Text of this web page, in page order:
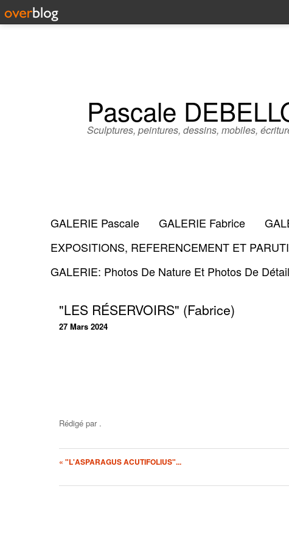
Pascale
Sculptures, peintures, dessins, mobiles,
GALERIE Pascale GALERIE Fabrice
EXPOSITIONS, REFERENCEMENT ET
GALERIE: Photos De Nature Et Photos De
"LES RÉSERVOIRS" (Fabrice)
27 Mars 2024
Rédigé par .
« "L'ASPARAGUS ACUTIFOLIUS"...